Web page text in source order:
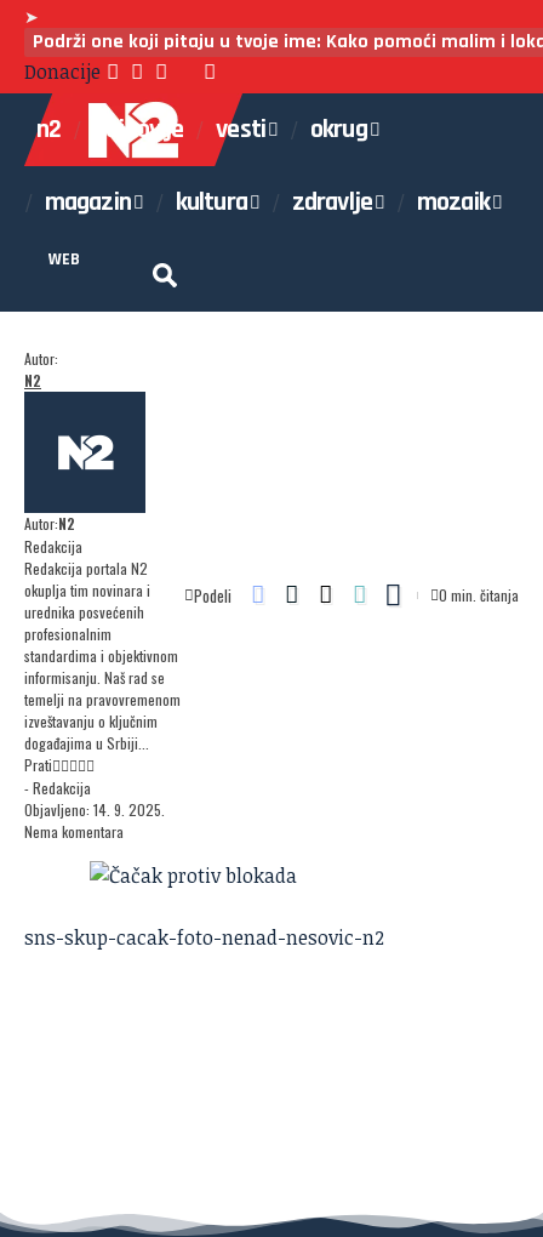
➤
Podrži one koji pitaju u tvoje ime: Kako pomoći malim i
Donacije
n2 najnovije vesti okrug
magazin kultura zdravlje mozaik
WEB
Autor:
N2
Autor:N2
Redakcija
Redakcija portala N2
okuplja tim novinara i
urednika posvećenih
profesionalnim
standardima i objektivnom
informisanju. Naš rad se
temelji na pravovremenom
izveštavanju o ključnim
događajima u Srbiji...
Prati
- Redakcija
Objavljeno: 14. 9. 2025.
Nema komentara
Podeli 0 min. čitanja
sns-skup-cacak-foto-nenad-nesovic-n2